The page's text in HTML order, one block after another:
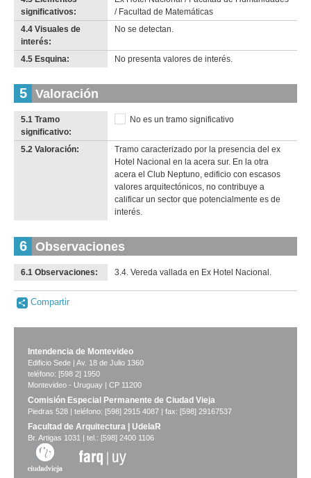
significativos:
/ Facultad de Matemáticas
4.4 Visuales de
interés:
No se detectan.
4.5 Esquina: No presenta valores de interés.
5 Valoración
5.1 Tramo
significativo:
No es un tramo significativo
5.2 Valoración:
Tramo caracterizado por la presencia del ex
Hotel Nacional en la acera sur. En la otra
acera el Club Neptuno, edificio con escasos
valores arquitectónicos, no contribuye a
calificar un sector que potencialmente es de
interés.
6 Observaciones
6.1 Observaciones: 3.4. Vereda vallada en Ex Hotel Nacional.
Compartir
Intendencia de Montevideo
Edificio Sede | Av. 18 de Julio 1360
teléfono: [598 2] 1950
Montevideo - Uruguay | CP 11200
Comisión Especial Permanente de Ciudad Vieja
Piedras 528 | teléfono: [598] 2915 4087 | fax: [598] 29167537
Facultad de Arquitectura | UdelaR
Br. Artigas 1031 | tel.: [598] 2400 1106